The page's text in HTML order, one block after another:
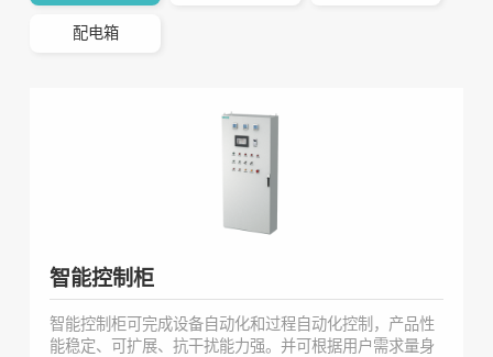
配电箱
智能控制柜
智能控制柜可完成设备自动化和过程自动化控制，产品性
能稳定、可扩展、抗干扰能力强。并可根据用户需求量身